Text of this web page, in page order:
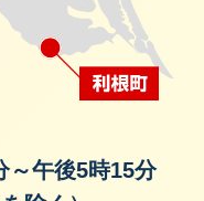
～午後5時15分